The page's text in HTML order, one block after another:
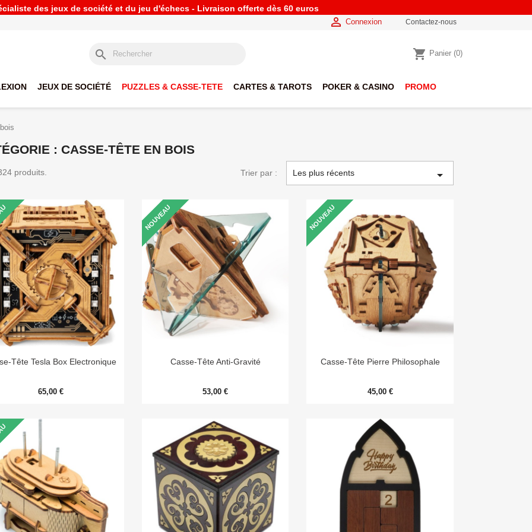
des jeux de société et du jeu d'échecs - Livraison offerte dès 60 euros
 Connexion Contactez-nous
search shopping_cart Panier (0)
JEUX DE SOCIÉTÉ PUZZLES & CASSE-TETE CARTES & TAROTS POKER & CASINO PROMO
: CASSE-TÊTE EN BOIS
produits. Trier par : Les plus récents 
Aperçu rapide
Tête Tesla Box Electronique
65,00 €
Aperçu rapide
Casse-Tête Anti-Gravité
53,00 €
NOUVEAU
Aperçu rapide
Casse-Tête Pierre Philosophale
45,00 €
NOUVEAU